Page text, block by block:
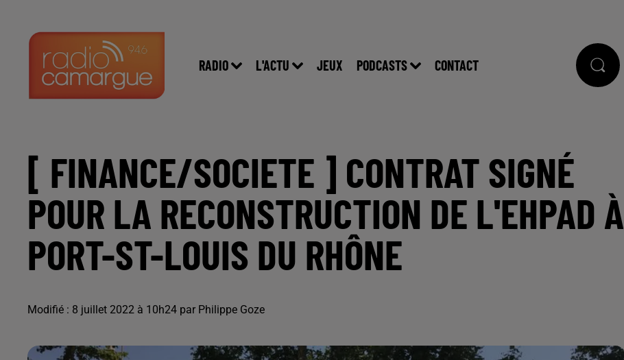
RADIO L'ACTU JEUX PODCASTS CONTACT
[ FINANCE/SOCIETE ] CONTRAT SIGNÉ
POUR LA RECONSTRUCTION DE L'EHPAD À
PORT-ST-LOUIS DU RHÔNE
Modifié : 8 juillet 2022 à 10h24 par Philippe Goze